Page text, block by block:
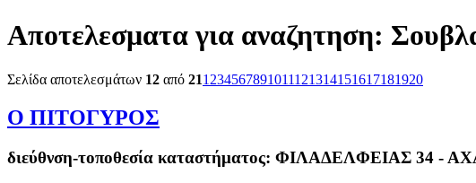
Αποτελεσματα για αναζητηση:
Σελίδα αποτελεσμάτων 12 από 211 234567891011121314151617181920
Ο ΠΙΤΟΓΥΡΟΣ
διεύθνση-τοποθεσία καταστήματος: ΦΙΛΑΔΕΛΦΕΙΑΣ 34 -